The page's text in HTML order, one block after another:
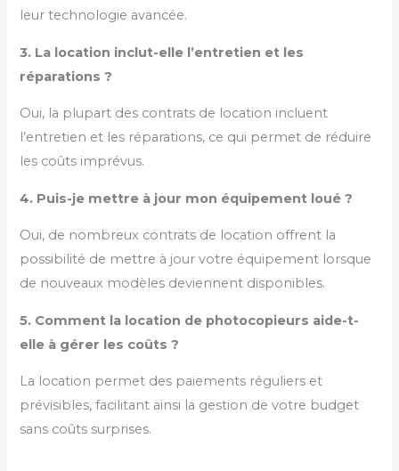
leur technologie avancée.
3. La location inclut-elle l’entretien et les
réparations ?
Oui, la plupart des contrats de location incluent
l’entretien et les réparations, ce qui permet de réduire
les coûts imprévus.
4. Puis-je mettre à jour mon équipement loué ?
Oui, de nombreux contrats de location offrent la
possibilité de mettre à jour votre équipement lorsque
de nouveaux modèles deviennent disponibles.
5. Comment la location de photocopieurs aide-t-
elle à gérer les coûts ?
La location permet des paiements réguliers et
prévisibles, facilitant ainsi la gestion de votre budget
sans coûts surprises.